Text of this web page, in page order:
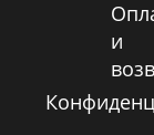
и